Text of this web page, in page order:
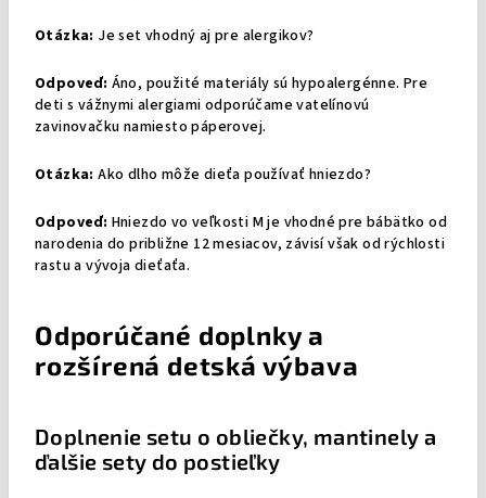
Otázka: Je set vhodný aj pre alergikov?
Odpoveď: Áno, použité materiály sú hypoalergénne. Pre
deti s vážnymi alergiami odporúčame vatelínovú
zavinovačku namiesto páperovej.
Otázka: Ako dlho môže dieťa používať hniezdo?
Odpoveď: Hniezdo vo veľkosti M je vhodné pre bábätko od
narodenia do približne 12 mesiacov, závisí však od rýchlosti
rastu a vývoja dieťaťa.
Odporúčané doplnky a
rozšírená detská výbava
Doplnenie setu o obliečky, mantinely a
ďalšie sety do postieľky